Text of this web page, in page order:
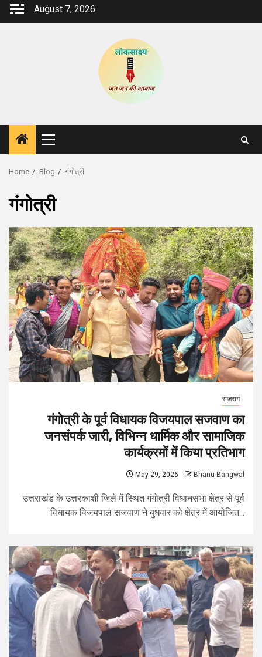
Skip
August 7, 2026
Primary
Menu
Home Blog गंगोत्री
गंगोत्री
राजराग
गंगोत्री के पूर्व विधायक विजयपाल सजवाण का
जनसंपर्क जारी, विभिन्न धार्मिक और सामाजिक
कार्यक्रमों में किया प्रतिभाग
May 29, 2026 Bhanu Bangwal
उत्तराखंड के उत्तरकाशी जिले में स्थित गंगोत्री विधानसभा क्षेत्र से पूर्व
विधायक विजयपाल सजवाण ने बुधवार को क्षेत्र में आयोजित...